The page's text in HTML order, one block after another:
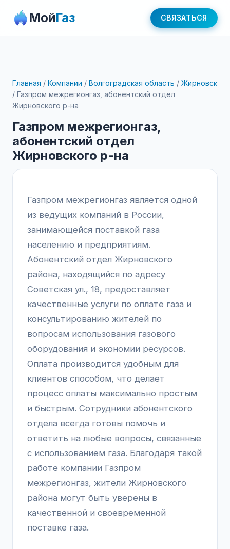
МойГаз СВЯЗАТЬСЯ
Главная / Компании / Волгоградская область / Жирновск
/ Газпром межрегионгаз, абонентский отдел
Жирновского р-на
Газпром межрегионгаз,
абонентский отдел
Жирновского р-на
Газпром межрегионгаз является одной
из ведущих компаний в России,
занимающейся поставкой газа
населению и предприятиям.
Абонентский отдел Жирновского
района, находящийся по адресу
Советская ул., 18, предоставляет
качественные услуги по оплате газа и
консультированию жителей по
вопросам использования газового
оборудования и экономии ресурсов.
Оплата производится удобным для
клиентов способом, что делает
процесс оплаты максимально простым
и быстрым. Сотрудники абонентского
отдела всегда готовы помочь и
ответить на любые вопросы, связанные
с использованием газа. Благодаря такой
работе компании Газпром
межрегионгаз, жители Жирновского
района могут быть уверены в
качественной и своевременной
поставке газа.